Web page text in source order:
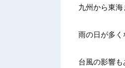
九州から東海
雨の日が多く
台風の影響も